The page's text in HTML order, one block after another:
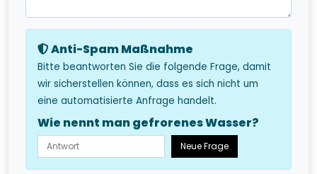
Anti-Spam Maßnahme
Bitte beantworten Sie die folgende Frage, damit
wir sicherstellen können, dass es sich nicht um
eine automatisierte Anfrage handelt.
Wie nennt man gefrorenes Wasser?
Neue Frage